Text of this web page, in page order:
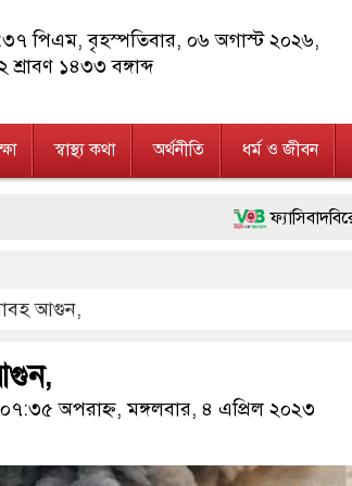
পিএম, বৃহস্পতিবার, ০৬ অগাস্ট ২০২৬,
শ্রাবণ ১৪৩৩ বঙ্গাব্দ
স্বাস্থ্য কথা অর্থনীতি ধর্ম ও জীবন
ফ্যাসিবাদবিরোধী আন্দোলনে
জনগণ পরিবর্তন চেয়েছে
২৮ লাখ টাকার জাল
নেতৃত্ব ও গণতন্ত্রের মূর্তমান
অবৈধ বিদেশি পিস্তল,
আগুন,
অপরাহ্ন, মঙ্গলবার, ৪ এপ্রিল ২০২৩